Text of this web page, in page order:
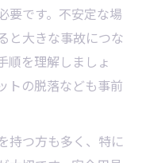
要です。不安定な場
と大きな事故につな
順を理解しましょ
トの脱落なども事前
持つ方も多く、特に